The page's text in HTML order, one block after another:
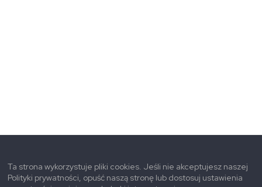
Ta strona wykorzystuje pliki cookies. Jeśli nie akceptujesz naszej
Polityki prywatności, opuść naszą stronę lub dostosuj ustawienia